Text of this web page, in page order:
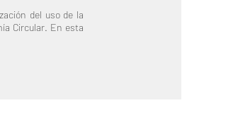
del uso de la
Circular. En esta